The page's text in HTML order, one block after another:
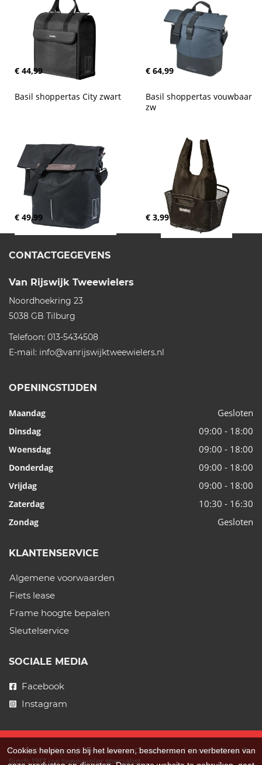
€ 44,99 € 64,99
Basil shoppertas City zwart
€ 49,99
Basil shoppertas vouwbaar
zw
€ 3,99
CONTACTGEGEVENS
Van Rijswijk Tweewielers
Noordhoekring 23
5038 GB Tilburg
Telefoon: 013-5434508
E-mail: info@vanrijswijktweewielers.nl
OPENINGSTIJDEN
Maandag Gesloten
Dinsdag 09:00 - 18:00
Woensdag 09:00 - 18:00
Donderdag 09:00 - 18:00
Vrijdag 09:00 - 18:00
Zaterdag 10:30 - 16:30
Zondag Gesloten
KLANTENSERVICE
Algemene voorwaarden
Fiets lease
Frame hoogte bepalen
Sleutelservice
SOCIALE MEDIA
Facebook
Instagram
© 2026 Van Rijswijk Tweewielers. Ondersteund doorSitePack ®
Sinds 1913 uw tweewieler specialist.
Cookies helpen ons bij het leveren, beschermen en verbeteren van